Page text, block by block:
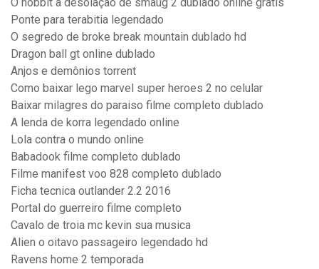
O hobbit a desolação de smaug 2 dublado online gratis
Ponte para terabitia legendado
O segredo de broke break mountain dublado hd
Dragon ball gt online dublado
Anjos e demônios torrent
Como baixar lego marvel super heroes 2 no celular
Baixar milagres do paraiso filme completo dublado
A lenda de korra legendado online
Lola contra o mundo online
Babadook filme completo dublado
Filme manifest voo 828 completo dublado
Ficha tecnica outlander 2.2 2016
Portal do guerreiro filme completo
Cavalo de troia mc kevin sua musica
Alien o oitavo passageiro legendado hd
Ravens home 2 temporada